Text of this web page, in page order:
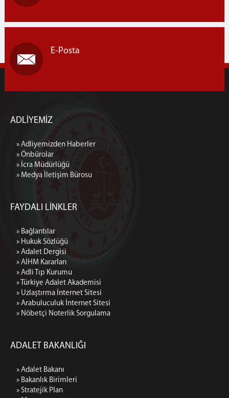
E-Posta
ADLİYEMİZ
» Adliyemizden Haberler
» Önbürolar
» İcra Müdürlüğü
» Medya İletişim Bürosu
FAYDALI LİNKLER
» Bağlantılar
» Hukuk Sözlüğü
» Adalet Dergisi
» AİHM Kararları
» Adli Tıp Kurumu
» Türkiye Adalet Akademisi
» Uzlaştırma İnternet Sitesi
» Arabuluculuk İnternet Sitesi
» Nöbetçi Noterlik Sorgulama
ADALET BAKANLIĞI
» Adalet Bakanı
» Bakanlık Birimleri
» Stratejik Plan